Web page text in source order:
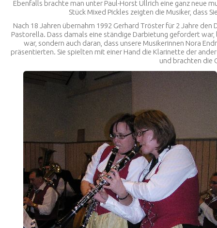
Ebenfalls brachte man unter Paul-Horst Ullrich eine ganz neue
Stück Mixed Pickles zeigten die Musiker, dass
Nach 18 Jahren übernahm 1992 Gerhard Tröster für 2 Jahre
Pastorella. Dass damals eine ständige Darbietung gefordert
war, sondern auch daran, dass unsere Musikerinnen Nora
präsentierten. Sie spielten mit einer Hand die Klarinette der
und brachten die